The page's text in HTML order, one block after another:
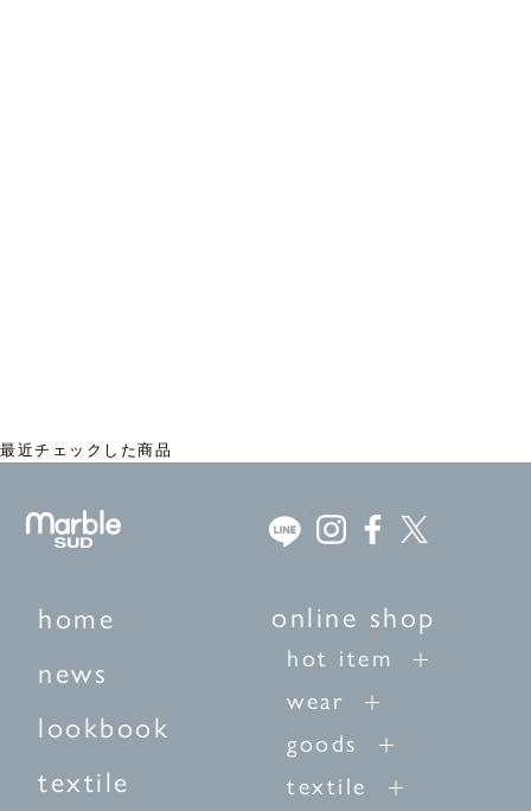
最近チェックした商品
home
news
lookbook
textile
online shop
hot item
wear
goods
textile